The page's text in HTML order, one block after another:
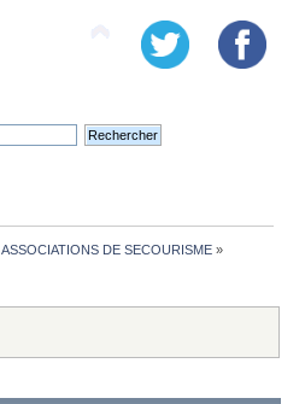
ASSOCIATIONS DE SECOURISME»